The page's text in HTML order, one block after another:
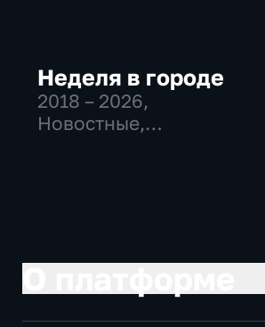
Неделя в городе
2018 – 2026,
Новостные,